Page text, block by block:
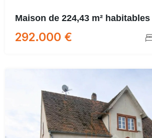
292.000 €